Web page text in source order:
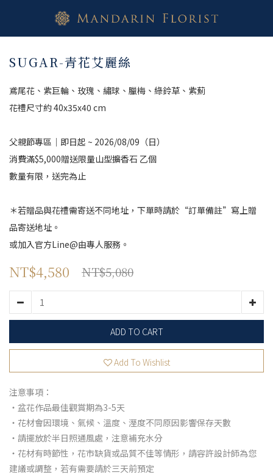
SUGAR-青花艾麗絲
鳶尾花、紫巨輪、玫瑰、繡球、臘梅、綠鈴草、紫薊
花禮尺寸約 40x35x40 cm
父親節專區｜即日起 ~ 2026/08/09（日）
消費滿$5,000贈送限量山型擴香石 乙個
數量有限，送完為止
＊若贈品與花禮需寄送不同地址，下單時請於“訂單備註”寫上贈
品寄送地址。
或加入官方Line@由專人服務。
NT$4,580 NT$5,080
ADD TO CART
Add To Wishlist
注意事項：
・盆花作品最佳觀賞期為3-5天
・花材會因環境、氣候、溫度、溼度不同原因影響保存天數
・請擺放於半日照通風處，注意補充水分
・花材有時節性，花市缺貨或品質不佳等情形，請容許設計師為您
建議或調整，若有需要請於三天前預定